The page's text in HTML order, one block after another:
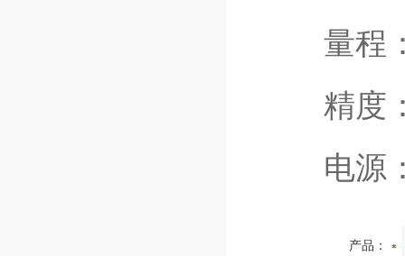
量程：
精度：
电源：
产品：